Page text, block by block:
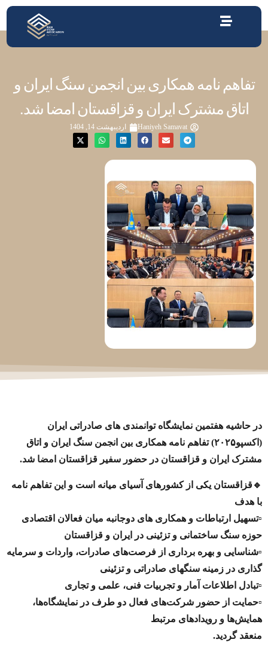
تفاهم نامه همکاری بین انجمن سنگ ایران و
اتاق مشترک ایران و قزاقستان امضا شد.
Haniyeh Samavat اردیبهشت 14, 1404
در حاشیه هفتمین نمایشگاه توانمندی های صادراتی ایران
(اکسپو۲۰۲۵) تفاهم نامه همکاری بین انجمن سنگ ایران و اتاق
مشترک ایران و قزاقستان در حضور سفیر قزاقستان امضا شد.
🔹قزاقستان یکی از کشورهای آسیای میانه است و این تفاهم نامه
با هدف
▫️تسهیل ارتباطات و همکاری های دوجانبه میان فعالان اقتصادی
حوزه سنگ ساختمانی و تزئینی در ایران و قزاقستان
▫️شناسایی و بهره برداری از فرصت‌های صادرات، واردات و سرمایه
گذاری در زمینه سنگهای صادراتی و تزئینی
▫️تبادل اطلاعات آمار و تجربیات فنی، علمی و تجاری
▫️حمایت از حضور شرکت‌های فعال دو طرف در نمایشگاه‌ها،
همایش‌ها و رویدادهای مرتبط
منعقد گردید.